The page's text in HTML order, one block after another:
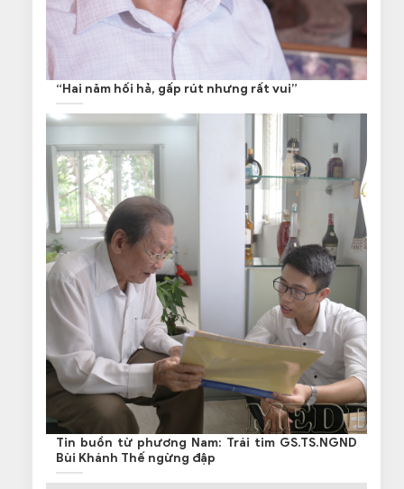
“Hai năm hối hả, gấp rút nhưng rất vui”
Tin buồn từ phương Nam: Trái tim GS.TS.NGND
Bùi Khánh Thế ngừng đập